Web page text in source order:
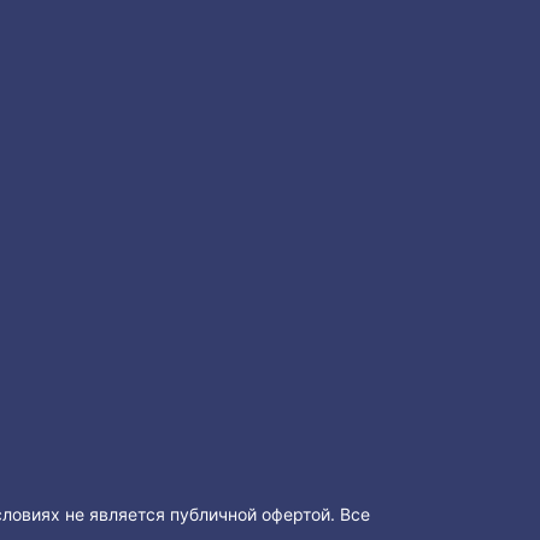
не является публичной офертой. Все